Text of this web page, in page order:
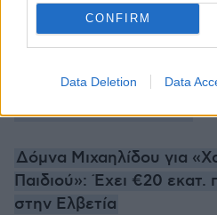
CONFIRM
Data Deletion Data
Ειδήσεις σήμερα:
βιαστές του 15χρονου -
και full face στο TikTok
Δόμνα Μιχαηλίδου για
Παιδιού»: Έχει €20 εκατ.
στην Ελβετία